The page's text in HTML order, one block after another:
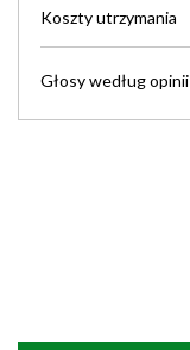
Koszty utrzymania
Głosy wedługopinii